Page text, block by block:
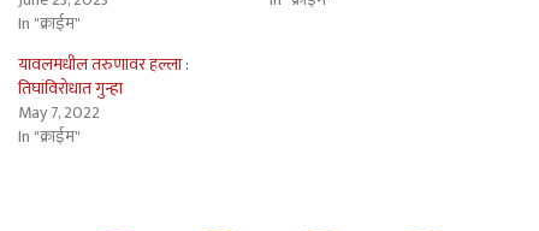
In "क्राईम"
यावलमधील तरुणावर हल्ला :
तिघांविरोधात गुन्हा
May 7, 2022
In "क्राईम"